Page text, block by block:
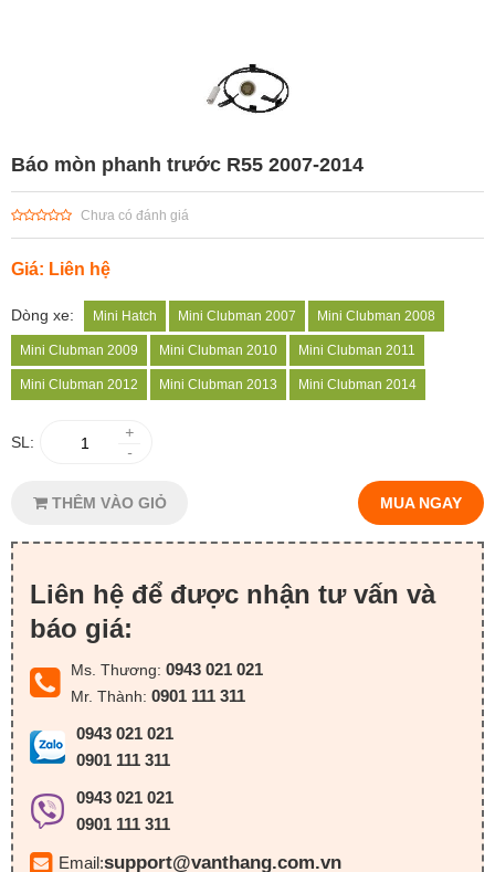
Báo mòn phanh trước R55 2007-2014
Chưa có đánh giá
Giá: Liên hệ
Dòng xe: Mini Hatch Mini Clubman 2007 Mini Clubman 2008
Mini Clubman 2009 Mini Clubman 2010 Mini Clubman 2011
Mini Clubman 2012 Mini Clubman 2013 Mini Clubman 2014
SL:
+
-
THÊM VÀO GIỎ MUA NGAY
Liên hệ để được nhận tư vấn và
báo giá:
Ms. Thương: 0943 021 021
Mr. Thành: 0901 111 311
0943 021 021
0901 111 311
0943 021 021
0901 111 311
Email:support@vanthang.com.vn